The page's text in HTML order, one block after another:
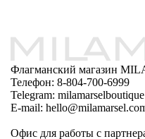
Флагманский магазин
Телефон: 8-804-700-6999
Telegram: milamarselboutique
E-mail:
Офис для работы с